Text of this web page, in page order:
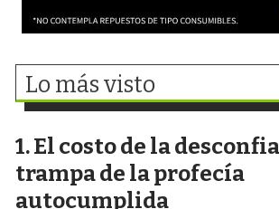
Lo más visto
El costo de la
trampa de la profecía
autocumplida